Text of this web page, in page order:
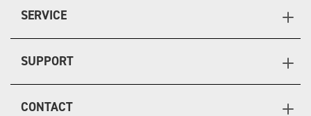
SERVICE
SUPPORT
CONTACT